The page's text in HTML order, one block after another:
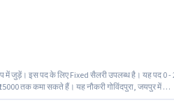
में जुड़ें। इस पद के लिए Fixed सैलरी उपलब्ध है। यह पद 0 -
तक कमा सकते हैं। यह नौकरी गोविंदपुरा, जयपुर में